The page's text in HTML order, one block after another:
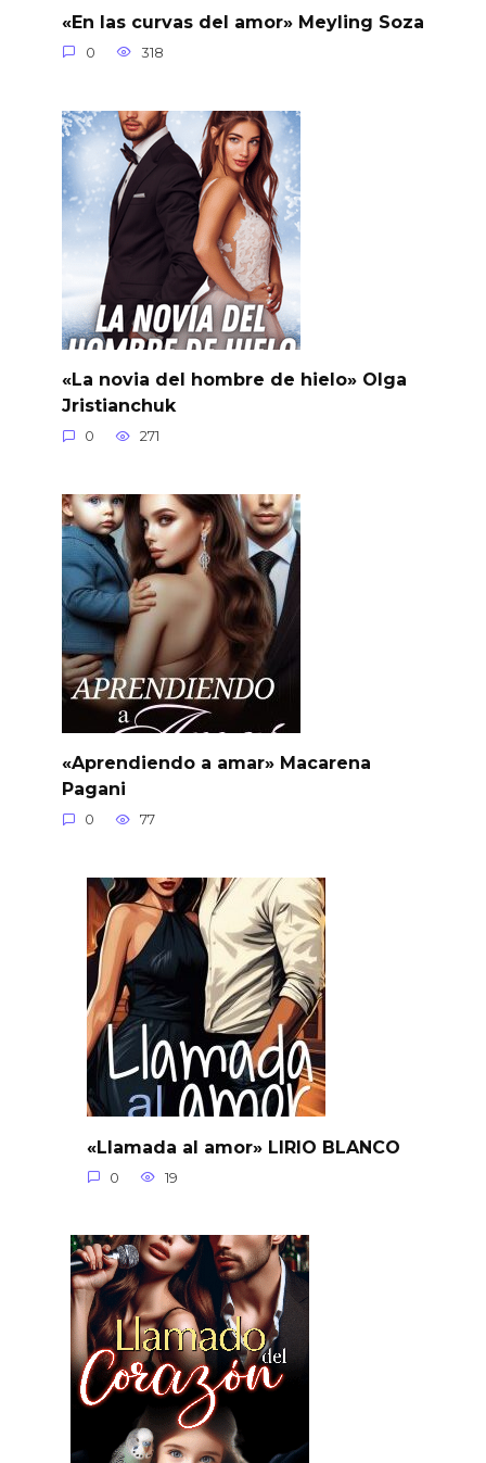
«En las curvas del amor» Meyling Soza
0 318
«La novia del hombre de hielo» Olga
Jristianchuk
0 271
«Aprendiendo a amar» Macarena
Pagani
0 77
«Llamada al amor» LIRIO BLANCO
0 19